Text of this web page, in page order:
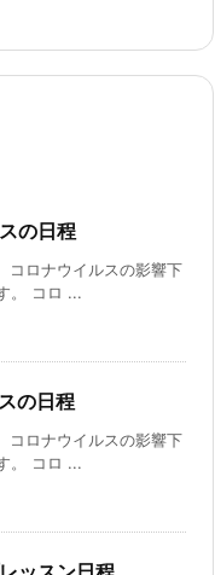
の日程
コロナウイルスの影響下
。 コロ ...
の日程
コロナウイルスの影響下
。 コロ ...